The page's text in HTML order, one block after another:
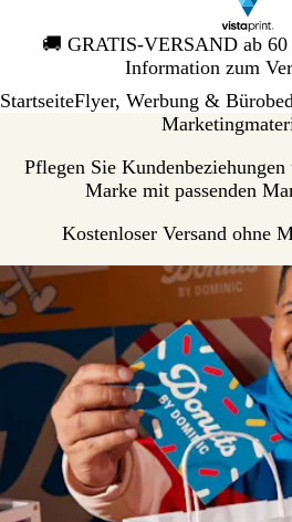
🚚 GRATIS-VERSAND ab
Information zum
Galeriebild
1
StartseiteFlyer, Werbung &
Pflegen Sie
Marke mit passenden
Kostenloser Versand ohne